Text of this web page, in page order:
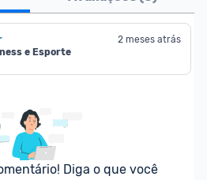
e Esporte
2 meses atrás
Diga o que você